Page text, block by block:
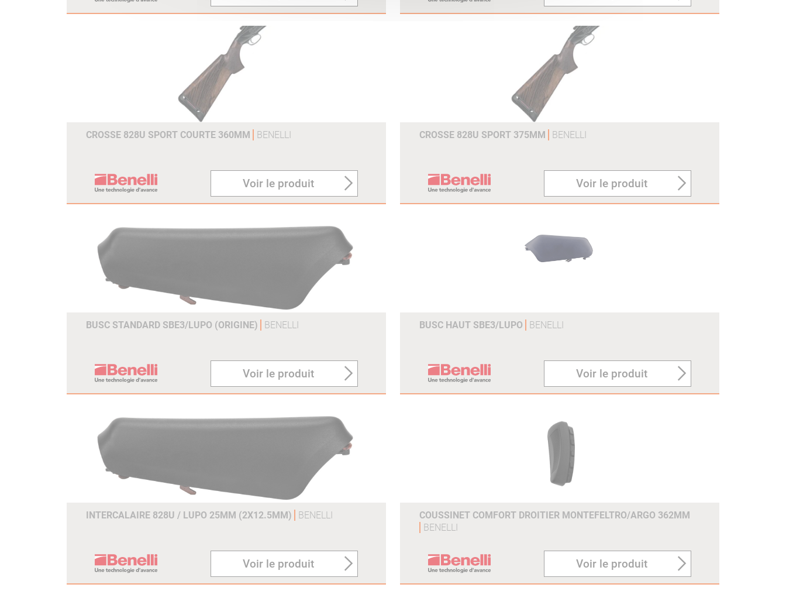
CROSSE 828U SPORT COURTE 360MM BENELLI
Voir le produit
CROSSE 828U SPORT 375MM BENELLI
Voir le produit
BUSC STANDARD SBE3/LUPO (ORIGINE) BENELLI
Voir le produit
BUSC HAUT SBE3/LUPO BENELLI
Voir le produit
INTERCALAIRE 828U / LUPO 25MM (2X12.5MM) BENELLI
Voir le produit
COUSSINET COMFORT DROITIER MONTEFELTRO/ARGO 362MM
BENELLI
Voir le produit